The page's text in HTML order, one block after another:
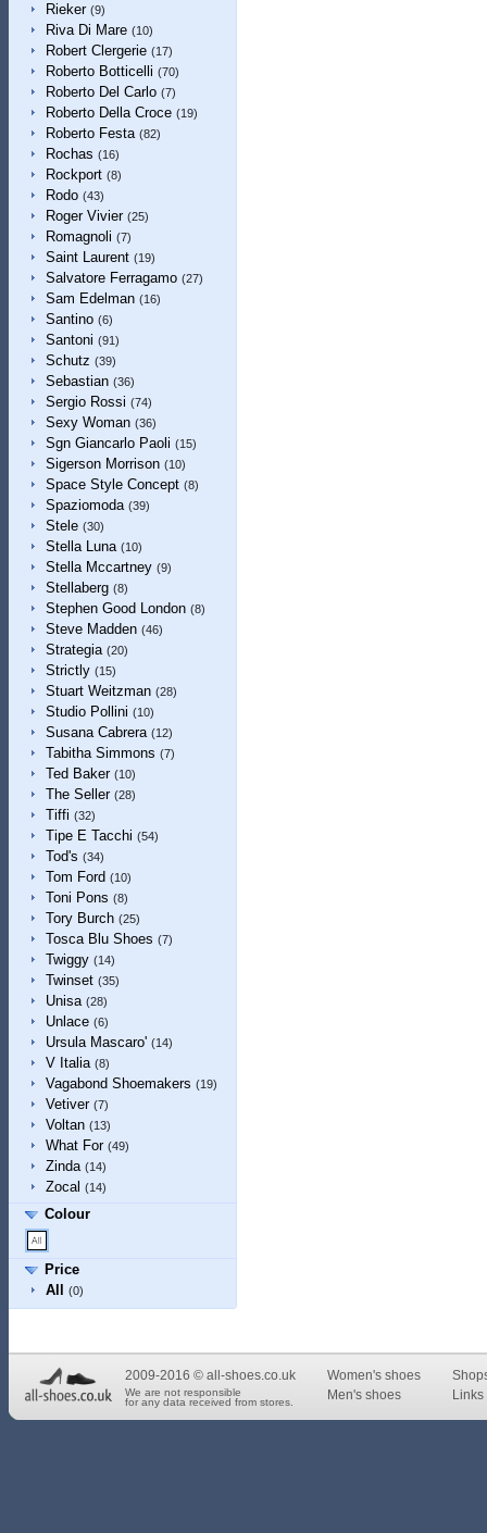
Rieker (9)
Riva Di Mare (10)
Robert Clergerie (17)
Roberto Botticelli (70)
Roberto Del Carlo (7)
Roberto Della Croce (19)
Roberto Festa (82)
Rochas (16)
Rockport (8)
Rodo (43)
Roger Vivier (25)
Romagnoli (7)
Saint Laurent (19)
Salvatore Ferragamo (27)
Sam Edelman (16)
Santino (6)
Santoni (91)
Schutz (39)
Sebastian (36)
Sergio Rossi (74)
Sexy Woman (36)
Sgn Giancarlo Paoli (15)
Sigerson Morrison (10)
Space Style Concept (8)
Spaziomoda (39)
Stele (30)
Stella Luna (10)
Stella Mccartney (9)
Stellaberg (8)
Stephen Good London (8)
Steve Madden (46)
Strategia (20)
Strictly (15)
Stuart Weitzman (28)
Studio Pollini (10)
Susana Cabrera (12)
Tabitha Simmons (7)
Ted Baker (10)
The Seller (28)
Tiffi (32)
Tipe E Tacchi (54)
Tod's (34)
Tom Ford (10)
Toni Pons (8)
Tory Burch (25)
Tosca Blu Shoes (7)
Twiggy (14)
Twinset (35)
Unisa (28)
Unlace (6)
Ursula Mascaro' (14)
V Italia (8)
Vagabond Shoemakers (19)
Vetiver (7)
Voltan (13)
What For (49)
Zinda (14)
Zocal (14)
Colour
Price
All
(0)
2009-2016 © all-shoes.co.uk
We are not responsible
for any data received from stores.
Women's shoes
Men's shoes
Links